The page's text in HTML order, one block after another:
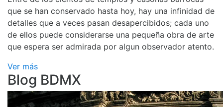
que se han conservado hasta hoy, hay una infinidad de
detalles que a veces pasan desapercibidos; cada uno
de ellos puede considerarse una pequeña obra de arte
que espera ser admirada por algun observador atento.
Ver más
Blog BDMX